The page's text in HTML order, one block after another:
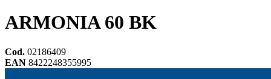
ARMONIA 60 BK
Cod. 02186409
EAN 8422248355995